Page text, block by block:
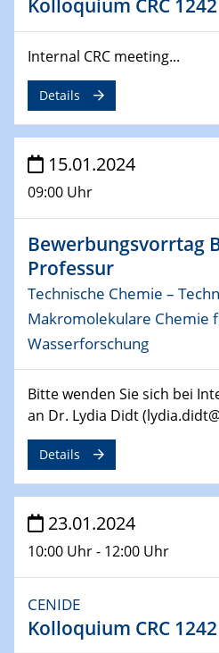
04.02.2024 - 05.02.2024
ZBT Wasserstofftage
Das Technikforum für
07.02.2024
Online-Veranstaltung
Horizont Europa: Ein
13.02.2024
Electrocatalysis as a
Technology for
ZBT
14.02.2024
"Lhyfe - Produzent und
grünem und
Praxisfall, Projekt
14.02.2024 - 16.02.2024
SFB 247
Jahrestreffen
01.03.2024
Online-Kick-Off
ZBT
Kolloquium CRC 1242
Internal CRC meeting...
Details
15.01.2024
09:00 Uhr
Bewerbungsvorrtag
Professur
Technische Chemie –
Makromolekulare Chemie
Wasserforschung
Bitte wenden Sie sich bei
an Dr. Lydia Didt
Details
23.01.2024
10:00 Uhr - 12:00 Uhr
CENIDE
Kolloquium CRC 1242